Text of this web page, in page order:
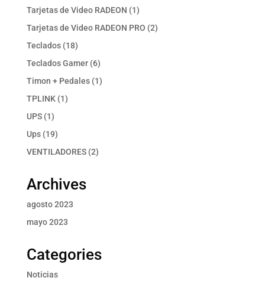
productos
Tarjetas de Video RADEON 11
producto
Tarjetas de Video RADEON PRO 22
Teclados 1818
productos
Teclados Gamer 66
productos
Timon + Pedales 11
TPLINK 11
UPS 11
producto
Ups 1919
productos
VENTILADORES 22
Archives
agosto 2023
mayo 2023
Categories
Noticias